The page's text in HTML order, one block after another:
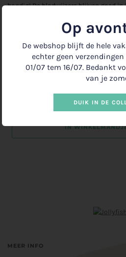
handig! De bladwijzers blijven goed in
Geschikt als cadeau voor
De twee bladwijzers zitten op een
toestand 10 x 2,5 cm groot.
magnetische
IN
MEER INFO
Op
De webshop blijft de hele
echter geen
01/07 tem 16/07. Bedankt
van je
DUIK IN DE